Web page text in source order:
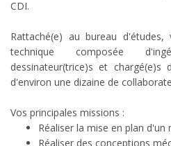
CDI.
Rattaché(e) au bureau
technique composée
dessinateur(trice)s et chargé(e)s
d'environ une dizaine de
Vos principales missions :
Réaliser la mise en plan
Réaliser des conceptions